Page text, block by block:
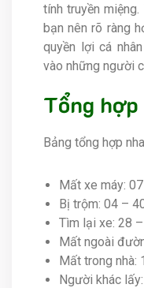
tính truyền
bạn nên rõ ràng
quyền lợi cá
vào những người
Tổng hợp
Bảng tổng hợp
Mất xe máy:
Bị trộm: 04 –
Tìm lại xe: 28
Mất ngoài
Mất trong nhà:
Người khác